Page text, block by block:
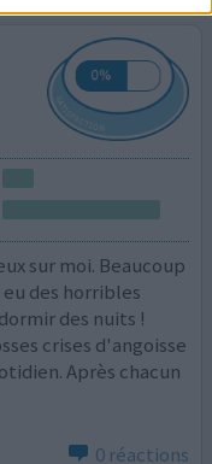
sur moi. Beaucoup
des horribles
des nuits !
crises d'angoisse
Après chacun
0 réactions